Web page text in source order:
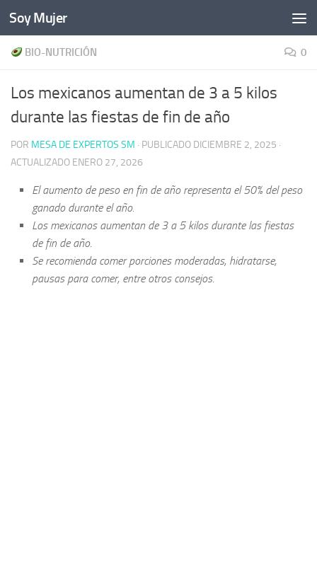
Bajo el contenido
Soy Mujer
BIO-NUTRICIÓN 0
Los mexicanos aumentan de 3 a 5 kilos
durante las fiestas de fin de año
POR MESA DE EXPERTOS SM · PUBLICADO DICIEMBRE 2, 2025 ·
ACTUALIZADO ENERO 27, 2026
El aumento de peso en fin de año representa el 50% del peso
ganado durante el año.
Los mexicanos aumentan de 3 a 5 kilos durante las fiestas
de fin de año.
Se recomienda comer porciones moderadas, hidratarse,
pausas para comer, entre otros consejos.